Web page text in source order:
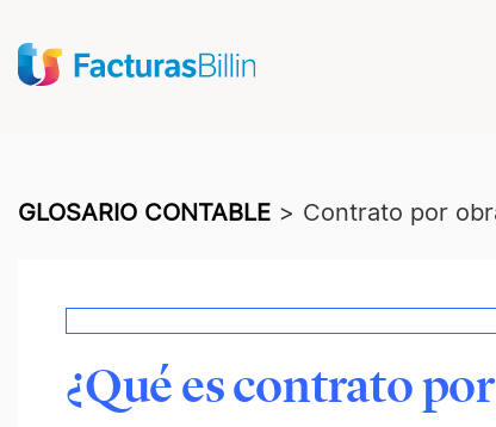
GLOSARIO CONTABLE > Contrato por
¿Qué es contrato